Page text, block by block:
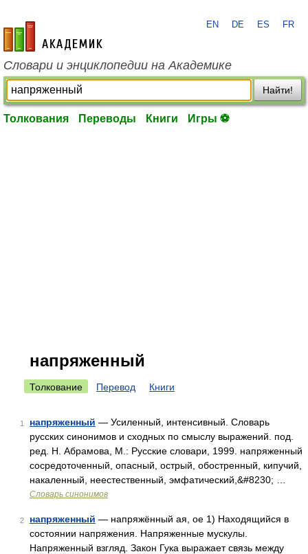
academic.ru
EN DE ES FR
Словари и энциклопедии на Академике
Найти!
Толкования Переводы Книги Игры ⚽
напряженный
Толкование Перевод Книги
1 напряженный — Усиленный, интенсивный. Словарь
русских синонимов и сходных по смыслу выражений. под.
ред. Н. Абрамова, М.: Русские словари, 1999. напряженный
сосредоточенный, опасный, острый, обостренный, кипучий,
накаленный, неестественный, эмфатический,&#8230; …
Словарь синонимов
2 напряженный — напряжённый ая, ое 1) Находящийся в
состоянии напряжения. Напряженные мускулы.
Напряженный взгляд. Закон Гука выражает связь между